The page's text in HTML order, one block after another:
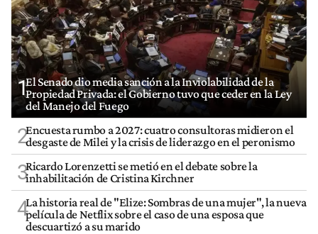
1El Senado dio media sanción a la Inviolabilidad de la
Propiedad Privada: el Gobierno tuvo que ceder en la Ley
del Manejo del Fuego
2Encuesta rumbo a 2027: cuatro consultoras midieron el
desgaste de Milei y la crisis de liderazgo en el peronismo
3Ricardo Lorenzetti se metió en el debate sobre la
inhabilitación de Cristina Kirchner
4La historia real de "Elize: Sombras de una mujer", la nueva
película de Netflix sobre el caso de una esposa que
descuartizó a su marido